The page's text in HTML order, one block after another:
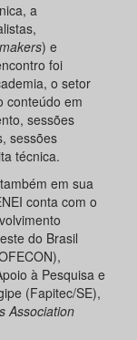
a
) e
foi
o setor
conteúdo em
sessões
sessões
técnica.
em sua
conta com o
do Brasil
à Pesquisa e
(Fapitec/SE),
Association